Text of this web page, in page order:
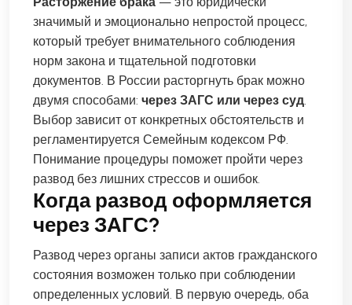
значимый и эмоционально непростой процесс,
который требует внимательного соблюдения
норм закона и тщательной подготовки
документов. В России расторгнуть брак можно
двумя способами: через ЗАГС или через суд
Выбор зависит от конкретных обстоятельств и
регламентируется Семейным кодексом РФ.
Понимание процедуры поможет пройти через
развод без лишних стрессов и ошибок.
Когда развод оформляется
через ЗАГС?
Развод через органы записи актов гражданского
состояния возможен только при соблюдении
определенных условий. В первую очередь, оба